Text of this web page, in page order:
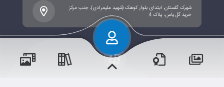
شهرک گلستان، ابتدای بلوار کوهک (شهید علیمرادی)، جنب مرکز
خرید گل یاس، پلاک 4